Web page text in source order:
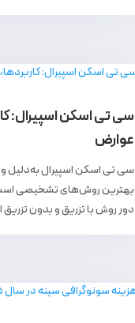
سی تی اسکن اسپیرال:
عوارض
سی تی اسکن اسپیرال به‌دلیل
بهترین روش‌های تشخیصی
دور روش با تزریق و بدون